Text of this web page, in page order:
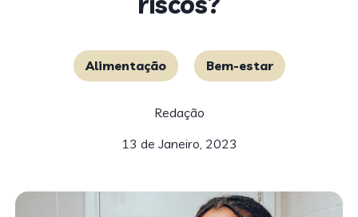
Alimentação Bem-estar
Redação
13 de Janeiro, 2023